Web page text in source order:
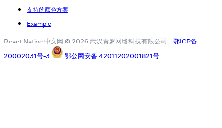
支持的颜色方案
Example
React Native 中文网 © 2026 武汉青罗网络科技有限公司
鄂ICP备
20002031号-3
鄂公网安备 42011202001821号